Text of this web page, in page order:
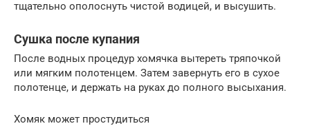
тщательно ополоснуть чистой водицей, и высушить.
Сушка после купания
После водных процедур хомячка вытереть тряпочкой
или мягким полотенцем. Затем завернуть его в сухое
полотенце, и держать на руках до полного высыхания.
Хомяк может простудиться